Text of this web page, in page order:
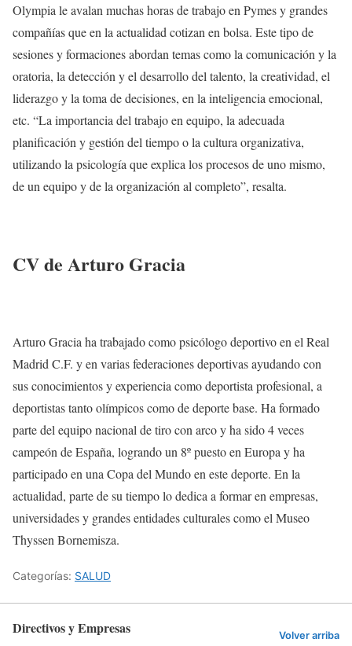
Olympia le avalan muchas horas de trabajo en Pymes y grandes
compañías que en la actualidad cotizan en bolsa. Este tipo de
sesiones y formaciones abordan temas como la comunicación y la
oratoria, la detección y el desarrollo del talento, la creatividad, el
liderazgo y la toma de decisiones, en la inteligencia emocional,
etc. “La importancia del trabajo en equipo, la adecuada
planificación y gestión del tiempo o la cultura organizativa,
utilizando la psicología que explica los procesos de uno mismo,
de un equipo y de la organización al completo”, resalta.
CV de Arturo Gracia
Arturo Gracia ha trabajado como psicólogo deportivo en el Real
Madrid C.F. y en varias federaciones deportivas ayudando con
sus conocimientos y experiencia como deportista profesional, a
deportistas tanto olímpicos como de deporte base. Ha formado
parte del equipo nacional de tiro con arco y ha sido 4 veces
campeón de España, logrando un 8º puesto en Europa y ha
participado en una Copa del Mundo en este deporte. En la
actualidad, parte de su tiempo lo dedica a formar en empresas,
universidades y grandes entidades culturales como el Museo
Thyssen Bornemisza.
Categorías: SALUD
Directivos y Empresas Volver arriba